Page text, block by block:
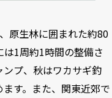
原生林に囲まれた約80
1周約1時間の整備さ
プ、秋はワカサギ釣
す。また、関東近郊で